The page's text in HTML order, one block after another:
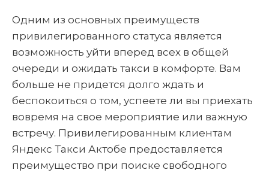
Одним из основных преимуществ
привилегированного статуса является
возможность уйти вперед всех в общей
очереди и ожидать такси в комфорте. Вам
больше не придется долго ждать и
беспокоиться о том, успеете ли вы приехать
вовремя на свое мероприятие или важную
встречу. Привилегированным клиентам
Яндекс Такси Актобе предоставляется
преимущество при поиске свободного